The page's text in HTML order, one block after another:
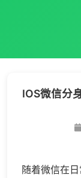
IOS微信分
随着微信在